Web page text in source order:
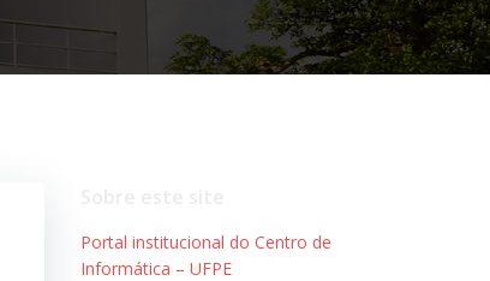
Portal institucional do Centro de
Informática – UFPE